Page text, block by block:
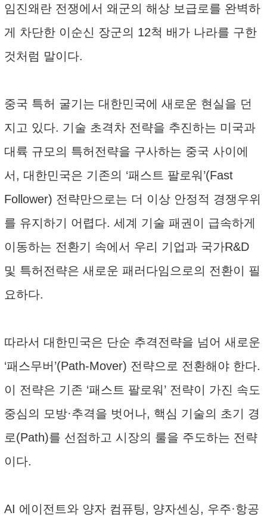
임진왜란 전쟁에서 왜군의 해상 보급로를 완벽하
게 차단한 이순신 장군의 12척 배가 나라를 구한
것처럼 말이다.
중국 특허 굴기는 대한민국에 새로운 현실을 던
지고 있다. 기술 초격차 전략을 추진하는 미국과
대륙 규모의 특허전략을 구사하는 중국 사이에
서, 대한민국은 기존의 ‘패스트 팔로워’(Fast
Follower) 전략만으로는 더 이상 안정적 경쟁우위
를 유지하기 어렵다. 세계 기술 패권이 급속하게
이동하는 전환기 속에서 우리 기업과 국가R&D
및 특허전략은 새로운 패러다임으로의 전환이 필
요하다.
따라서 대한민국은 단순 추격전략을 넘어 새로운
‘패스무버’(Path-Mover) 전략으로 전환해야 한다.
이 전략은 기존 ‘패스트 팔로워’ 전략이 가진 속도
중심의 모방·추격을 벗어나, 핵심 기술의 초기 경
로(Path)를 선점하고 시장의 룰을 주도하는 전략
이다.
AI 에이전트와 양자 컴퓨팅, 양자센싱, 우주·항공